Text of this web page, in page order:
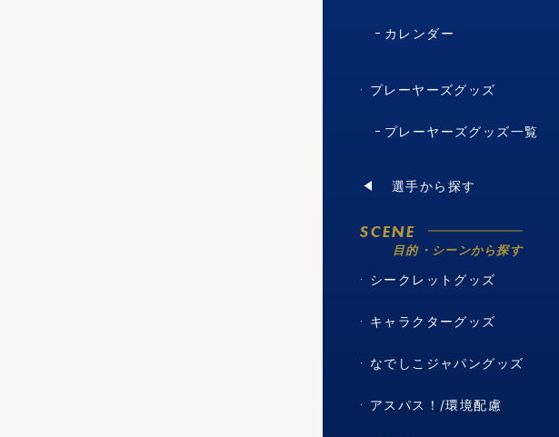
カレンダー
プレーヤーズグッズ
プレーヤーズグッズ一覧
選手から探す
SCENE
目的・シーンから探す
シークレットグッズ
キャラクターグッズ
なでしこジャパングッズ
アスパス！/環境配慮